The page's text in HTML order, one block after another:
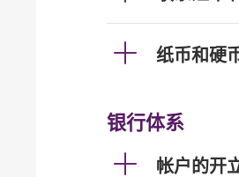
纸币和硬
银行体系
帐户的开